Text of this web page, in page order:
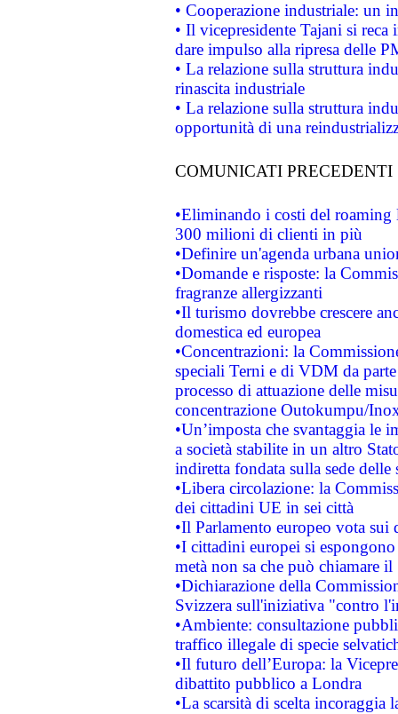
• Cooperazione industriale: un
• Il vicepresidente Tajani si
dare impulso alla ripresa delle
• La relazione sulla struttura
rinascita industriale
• La relazione sulla struttura
opportunità di una
COMUNICATI PRECEDENTI
•Eliminando i costi del roaming
300 milioni di clienti in più
•Definire un'agenda urbana
•Domande e risposte: la
fragranze allergizzanti
•Il turismo dovrebbe crescere
domestica ed europea
•Concentrazioni: la
speciali Terni e di VDM da
processo di attuazione delle
concentrazione Outokumpu/
•Un’imposta che svantaggia le
a società stabilite in un altro
indiretta fondata sulla sede delle
•Libera circolazione: la
dei cittadini UE in sei città
•Il Parlamento europeo vota sui
•I cittadini europei si
metà non sa che può chiamare
•Dichiarazione della
Svizzera sull'iniziativa "contro
•Ambiente: consultazione
traffico illegale di specie
•Il futuro dell’Europa: la
dibattito pubblico a Londra
•La scarsità di scelta